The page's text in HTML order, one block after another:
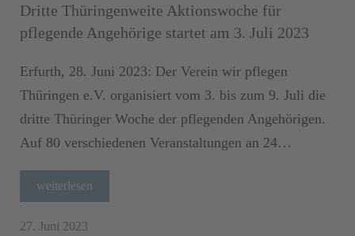
Dritte Thüringenweite Aktionswoche für
pflegende Angehörige startet am 3. Juli 2023
Erfurth, 28. Juni 2023: Der Verein wir pflegen
Thüringen e.V. organisiert vom 3. bis zum 9. Juli die
dritte Thüringer Woche der pflegenden Angehörigen.
Auf 80 verschiedenen Veranstaltungen an 24…
weiterlesen
27. Juni 2023